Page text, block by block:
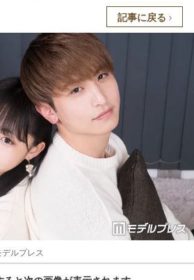
記事に戻る
ルプレス